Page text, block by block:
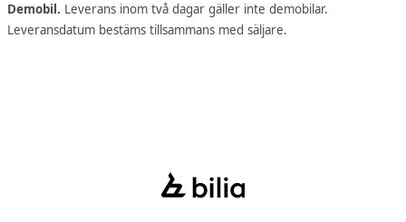
Demobil. Leverans inom två dagar gäller inte demobilar.
Leveransdatum bestäms tillsammans med säljare.